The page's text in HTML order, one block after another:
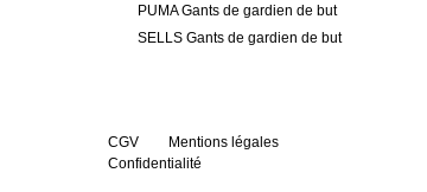
PUMA Gants de gardien de but
SELLS Gants de gardien de but
CGV
Mentions légales
Confidentialité